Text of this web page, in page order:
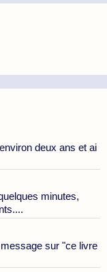
deux ans et ai
minutes,
sur "ce livre